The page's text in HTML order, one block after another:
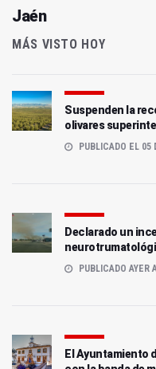
Jaén
MÁS VISTO HOY
Suspenden la
olivares
PUBLICADO EL 05
Declarado un
PUBLICADO AYER
El Ayuntamiento